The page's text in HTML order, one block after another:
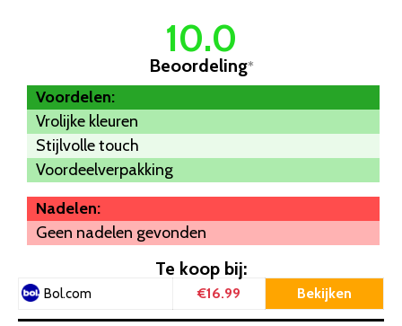
10.0
Beoordeling*
Voordelen:
Vrolijke kleuren
Stijlvolle touch
Voordeelverpakking
Nadelen:
Geen nadelen gevonden
Te koop bij:
Bol.com €16.99 Bekijken